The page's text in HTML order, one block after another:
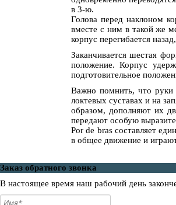
в 3-ю.
Голова перед наклоном
вместе с ним в такой же
корпус перегибается
Заканчивается шестая
положение. Корпус
подготовительное
Важно помнить, что руки
локтевых суставах и на
образом, дополняют их
передают особую
Por de bras составляет
в общее движение и
Заказ обратного звонка
В настоящее время наш рабочий день